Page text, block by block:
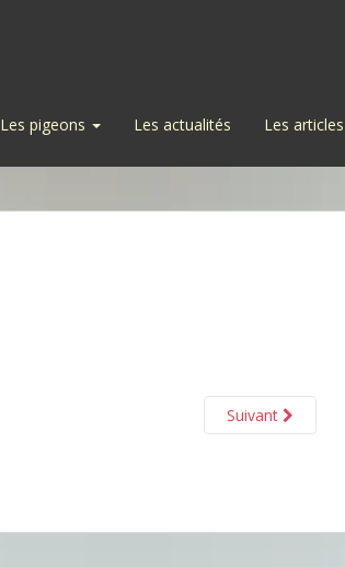
Les pigeons Les actualités Les articles
Suivant